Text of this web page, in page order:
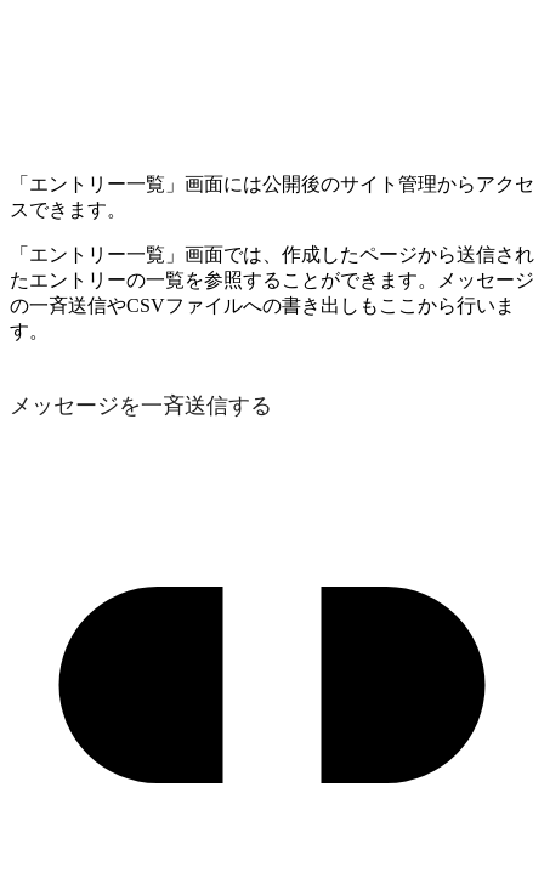
「エントリー一覧」画面には公開後のサイト管理からアクセ
スできます。
「エントリー一覧」画面では、作成したページから送信され
たエントリーの一覧を参照することができます。メッセージ
の一斉送信やCSVファイルへの書き出しもここから行いま
す。
メッセージを一斉送信する